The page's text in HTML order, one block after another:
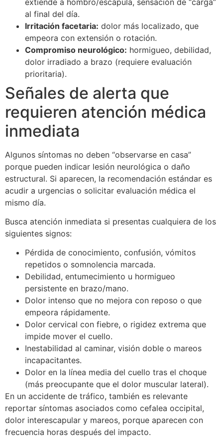
al final del día.
Irritación facetaria: dolor más localizado, que
empeora con extensión o rotación.
Compromiso neurológico: hormigueo, debilidad,
dolor irradiado a brazo (requiere evaluación
prioritaria).
Señales de alerta que
requieren atención médica
inmediata
Algunos síntomas no deben “observarse en casa”
porque pueden indicar lesión neurológica o daño
estructural. Si aparecen, la recomendación estándar es
acudir a urgencias o solicitar evaluación médica el
mismo día.
Busca atención inmediata si presentas cualquiera de los
siguientes signos:
Pérdida de conocimiento, confusión, vómitos
repetidos o somnolencia marcada.
Debilidad, entumecimiento u hormigueo
persistente en brazo/mano.
Dolor intenso que no mejora con reposo o que
empeora rápidamente.
Dolor cervical con fiebre, o rigidez extrema que
impide mover el cuello.
Inestabilidad al caminar, visión doble o mareos
incapacitantes.
Dolor en la línea media del cuello tras el choque
(más preocupante que el dolor muscular lateral).
En un accidente de tráfico, también es relevante
reportar síntomas asociados como cefalea occipital,
dolor interescapular y mareos, porque aparecen con
frecuencia horas después del impacto.